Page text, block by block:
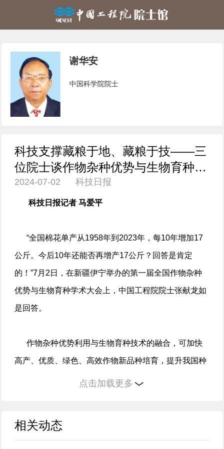
谢华安
中国科学院院士
科技支撑藏粮于地、藏粮于技——三
位院士谈作物杂种优势与生物育种前
沿
2024-07-02 科技日报
科技日报记者 马爱平
“全国棉花单产从1958年到2023年，每10年增加17
公斤。今后10年还能否再增产17公斤？回答是肯定
的！”7月2日，在新疆伊宁举办的第一届全国作物杂种
优势与生物育种学术大会上，中国工程院院士张献龙如
是回答。
作物杂种优势利用与生物育种技术的融合，可加快
高产、优质、绿色、高效作物新品种培育，提升我国种
业核心竞争力，助力打赢种业翻身仗。2024年中央一号
工程院院士胡培松三位院士，聚焦“种业新质生产力与国
点击加载更多
相关动态